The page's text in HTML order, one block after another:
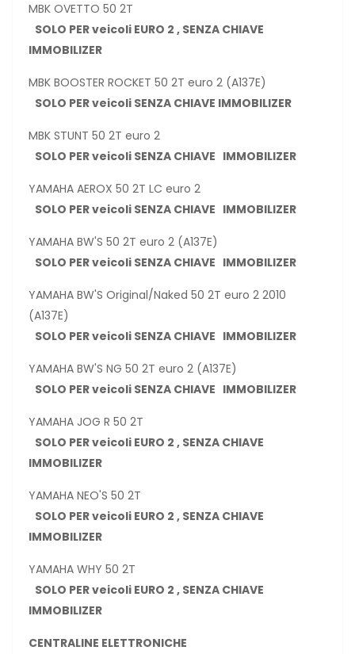
MBK OVETTO 50 2T
SOLO PER veicoli EURO 2 , SENZA CHIAVE
IMMOBILIZER
MBK BOOSTER ROCKET 50 2T euro 2 (A137E)
SOLO PER veicoli SENZA CHIAVE IMMOBILIZER
MBK STUNT 50 2T euro 2
SOLO PER veicoli SENZA CHIAVE IMMOBILIZER
YAMAHA AEROX 50 2T LC euro 2
SOLO PER veicoli SENZA CHIAVE IMMOBILIZER
YAMAHA BW'S 50 2T euro 2 (A137E)
SOLO PER veicoli SENZA CHIAVE IMMOBILIZER
YAMAHA BW'S Original/Naked 50 2T euro 2 2010
(A137E)
SOLO PER veicoli SENZA CHIAVE IMMOBILIZER
YAMAHA BW'S NG 50 2T euro 2 (A137E)
SOLO PER veicoli SENZA CHIAVE IMMOBILIZER
YAMAHA JOG R 50 2T
SOLO PER veicoli EURO 2 , SENZA CHIAVE
IMMOBILIZER
YAMAHA NEO'S 50 2T
SOLO PER veicoli EURO 2 , SENZA CHIAVE
IMMOBILIZER
YAMAHA WHY 50 2T
SOLO PER veicoli EURO 2 , SENZA CHIAVE
IMMOBILIZER
CENTRALINE ELETTRONICHE